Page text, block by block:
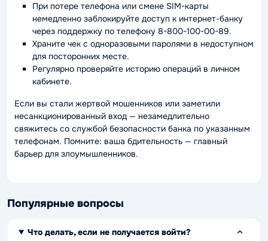
При потере телефона или смене SIM-карты
немедленно заблокируйте доступ к интернет-банку
через поддержку по телефону 8-800-100-00-89.
Храните чек с одноразовыми паролями в недоступном
для посторонних месте.
Регулярно проверяйте историю операций в личном
кабинете.
Если вы стали жертвой мошенников или заметили
несанкционированный вход — незамедлительно
свяжитесь со службой безопасности банка по указанным
телефонам. Помните: ваша бдительность — главный
барьер для злоумышленников.
Популярные вопросы
Что делать, если не получается войти?